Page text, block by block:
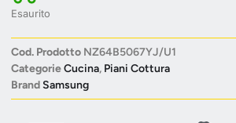
Esaurito
Cod. Prodotto NZ64B5067YJ/U1
CategorieCucina, Piani Cottura
BrandSamsung